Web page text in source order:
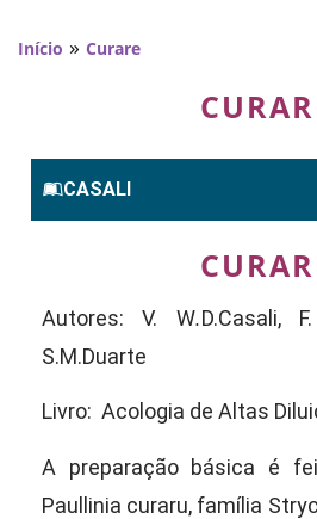
Início » Curare
CASALI
Autores: V. W.D.Casali,
S.M.Duarte
Livro: Acologia de Altas
A preparação básica é
Paullinia curaru, família